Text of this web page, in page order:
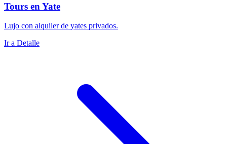
Tours en Yate
Lujo con alquiler de yates privados.
Ir a Detalle